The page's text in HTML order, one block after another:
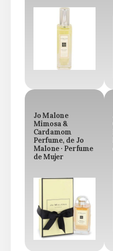
Jo Malone
Mimosa &
Cardamom
Perfume, de Jo
Malone · Perfume
de Mujer